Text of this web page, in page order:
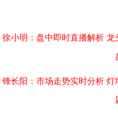
徐小明：盘中即时直播解析 龙
锋长阳：市场走势实时分析 灯